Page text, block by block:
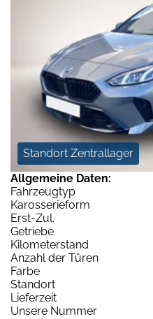
Standort Zentrallager
Allgemeine Daten:
Fahrzeugtyp
Karosserieform
Erst-Zul.
Getriebe
Kilometerstand
Anzahl der Türen
Farbe
Standort
Lieferzeit
Unsere Nummer